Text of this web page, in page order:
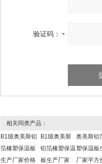
验证码：
相关同类产品：
B1级奥美斯铝
箔橡塑保温板
生产厂家价格
B1级奥美斯
铝箔橡塑保温
板生产厂家
奥美斯铝
塑保温板
厂家平方